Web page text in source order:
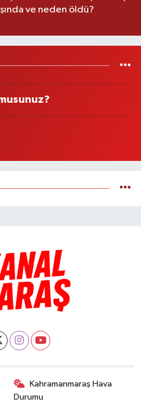
ve neden öldü?
Kahramanmaraş Hava
Durumu